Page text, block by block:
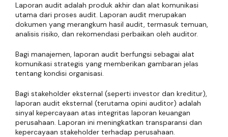
Laporan audit adalah produk akhir dan alat komunikasi
utama dari proses audit. Laporan audit merupakan
dokumen yang merangkum hasil audit, termasuk temuan,
analisis risiko, dan rekomendasi perbaikan oleh auditor.
Bagi manajemen, laporan audit berfungsi sebagai alat
komunikasi strategis yang memberikan gambaran jelas
tentang kondisi organisasi.
Bagi stakeholder eksternal (seperti investor dan kreditur),
laporan audit eksternal (terutama opini auditor) adalah
sinyal kepercayaan atas integritas laporan keuangan
perusahaan. Laporan ini meningkatkan transparansi dan
kepercayaan stakeholder terhadap perusahaan.